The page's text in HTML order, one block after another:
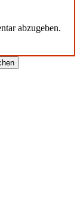
abzugeben.